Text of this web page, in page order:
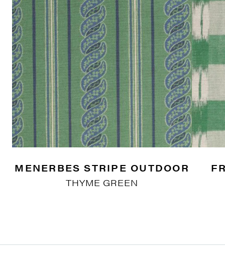
MENERBES STRIPE OUTDOOR
THYME GREEN